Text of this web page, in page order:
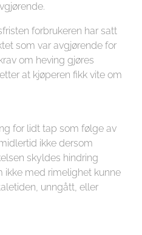
forbrukeren har satt
som var avgjørende for
om heving gjøres
at kjøperen fikk vite om
for lidt tap som følge av
ikke dersom
skyldes hindring
ikke med rimelighet kunne
unngått, eller